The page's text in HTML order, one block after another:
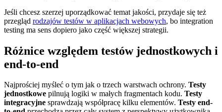
Jeśli chcesz szerzej uporządkować temat jakości, przydaje się też
przegląd rodzajów testów w aplikacjach webowych, bo integration
testing ma sens dopiero jako część większej strategii.
Różnice względem testów jednostkowych i
end-to-end
Najprościej myśleć o tym jak o trzech warstwach ochrony. Testy
jednostkowe pilnują logiki w małych fragmentach kodu. Testy
integracyjne sprawdzają współpracę kilku elementów. Testy end-